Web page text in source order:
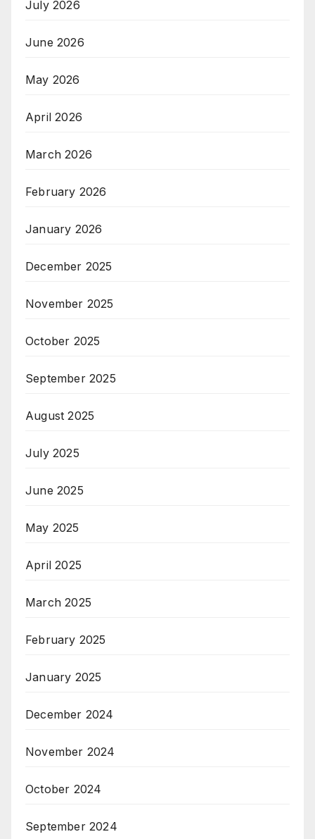
July 2026
June 2026
May 2026
April 2026
March 2026
February 2026
January 2026
December 2025
November 2025
October 2025
September 2025
August 2025
July 2025
June 2025
May 2025
April 2025
March 2025
February 2025
January 2025
December 2024
November 2024
October 2024
September 2024